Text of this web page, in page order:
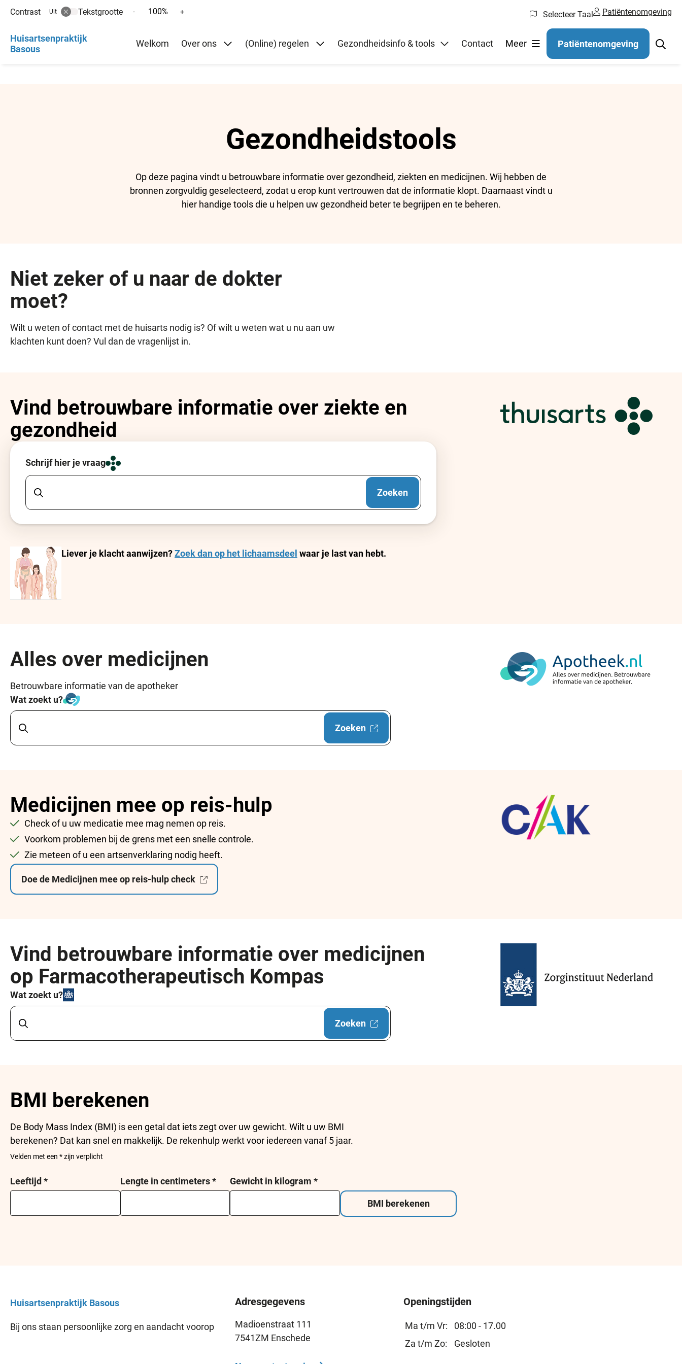
Contrast Uit Tekstgrootte
Tekst
10%
- 100%
Tekst
10%
+ Selecteer Taal Patiëntenomgeving
Huisartsenpraktijk
Basous
Hoofd
Welkom Over ons Submenu: Over ons
(Online) regelen Submenu: (Online) regelen
Gezondheidsinfo & tools Contact Meer Patiëntenomgeving
Gezondheidstools
Op deze pagina vindt u betrouwbare informatie over gezondheid, ziekten en medicijnen. Wij hebben de
bronnen zorgvuldig geselecteerd, zodat u erop kunt vertrouwen dat de informatie klopt. Daarnaast vindt u
hier handige tools die u helpen uw gezondheid beter te begrijpen en te beheren.
Niet zeker of u naar de dokter
moet?
Wilt u weten of contact met de huisarts nodig is? Of wilt u weten wat u nu aan uw
klachten kunt doen? Vul dan de vragenlijst in.
Vind betrouwbare informatie over ziekte en
gezondheid
Schrijf hier je vraag
Zoeken
Liever je klacht aanwijzen?Zoek dan op het lichaamsdeel waar je last van hebt.
Alles over medicijnen
Betrouwbare informatie van de apotheker
Wat zoekt u?
Zoeken
website
Medicijnen mee op reis-hulp
Check of u uw medicatie mee mag nemen op reis.
Voorkom problemen bij de grens met een snelle controle.
Zie meteen of u een artsenverklaring nodig heeft.
Doe de Medicijnen mee op reis-hulp check
Externe
Vind betrouwbare informatie over medicijnen
op Farmacotherapeutisch Kompas
Wat zoekt u?
Zoeken
website
BMI berekenen
De Body Mass Index (BMI) is een getal dat iets zegt over uw gewicht. Wilt u uw BMI
berekenen? Dat kan snel en makkelijk. De rekenhulp werkt voor iedereen vanaf 5 jaar.
Velden met een * zijn verplicht
Leeftijd * Lengte in centimeters* Gewicht in kilogram*
BMI berekenen
Huisartsenpraktijk Basous
Bij ons staan persoonlijke zorg en aandacht voorop
Adresgegevens
Madioenstraat 111
7541ZM Enschede
Openingstijden
Ma t/m Vr:
08:00 - 17.00
Za t/m Zo:
Gesloten